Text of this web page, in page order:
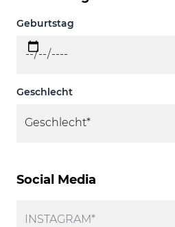
Geburtstag
Geschlecht
Social Media